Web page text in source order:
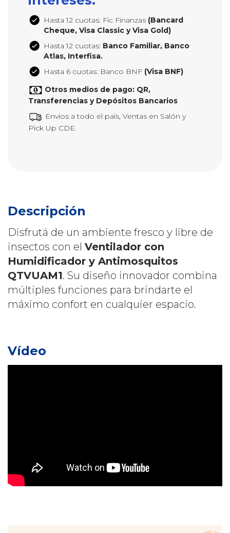
Hasta 12 cuotas: Fic Finanzas (Bancard
Cheque, Visa Classic y Visa Gold)
Hasta 12 cuotas: Banco Familiar, Banco
Atlas, Interfisa.
Hasta 6 cuotas: Banco BNF (Visa BNF)
Otros medios de pago: QR,
Transferencias y Depósitos Bancarios
Envios a todo el país, Ventas en Salón y
Pick Up CDE.
Descripción
Disfrutá de un ambiente fresco y libre de
insectos con el Ventilador con
Humidificador y Antimosquitos
QTVUAM1. Su diseño innovador combina
múltiples funciones para brindarte el
máximo confort en cualquier espacio.
Vídeo